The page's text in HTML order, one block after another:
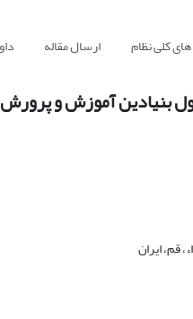
کلی نظام ارسال مقاله
بنیادین آموزش و پرورش
قم، ایران